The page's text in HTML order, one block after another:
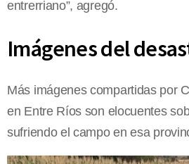
entrerriano”, agregó.
Imágenes del
Más imágenes compartidas por
en Entre Ríos son elocuentes
sufriendo el campo en esa